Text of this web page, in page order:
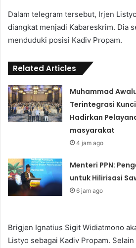
Dalam telegram tersebut, Irjen
diangkat menjadi Kabareskrim. Dia
menduduki posisi Kadiv Propam.
Related Articles
Muhammad
Terintegrasi
Hadirkan
masyarakat
4 jam ago
Menteri PPN:
untuk Hilirisasi
6 jam ago
Brigjen Ignatius Sigit Widiatmono
Listyo sebagai Kadiv Propam.